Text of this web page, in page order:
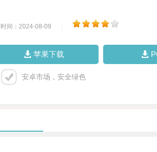
时间：2024-08-09
苹果下载
安卓市场，安全绿色